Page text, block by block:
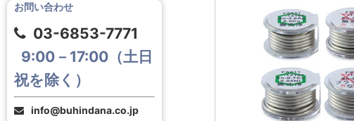
お問い合わせ
03-6853-7771
9:00－17:00（土日
祝を除く）
info@buhindana.co.jp